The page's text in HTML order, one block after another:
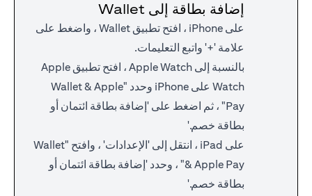
إضافة بطاقة إلى Wallet
على iPhone ، افتح تطبيق Wallet ، واضغط على
علامة '+' واتبع التعليمات.
بالنسبة إلى Apple Watch ، افتح تطبيق Apple
Watch على iPhone وحدد "Wallet & Apple
Pay" ، ثم اضغط على 'إضافة بطاقة ائتمان أو
بطاقة خصم.'
على iPad ، انتقل إلى 'الإعدادات' ، وافتح "Wallet
& Apple Pay" ، وحدد 'إضافة بطاقة ائتمان أو
بطاقة خصم.'